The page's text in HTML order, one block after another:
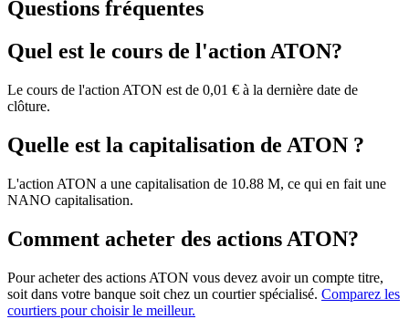
Questions fréquentes
Quel est le cours de l'action ATON?
Le cours de l'action ATON est de 0,01 € à la dernière date de
clôture.
Quelle est la capitalisation de ATON ?
L'action ATON a une capitalisation de 10.88 M, ce qui en fait une
NANO capitalisation.
Comment acheter des actions ATON?
Pour acheter des actions ATON vous devez avoir un compte titre,
soit dans votre banque soit chez un courtier spécialisé. Comparez les
courtiers pour choisir le meilleur.